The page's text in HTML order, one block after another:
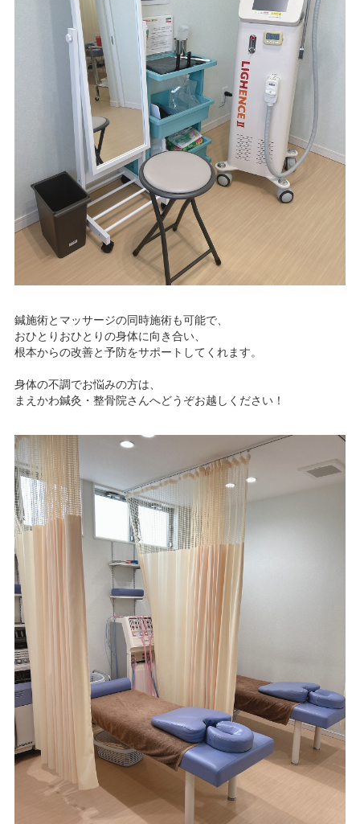
鍼施術とマッサージの同時施術も可能で、
おひとりおひとりの身体に向き合い、
根本からの改善と予防をサポートしてくれます。
身体の不調でお悩みの方は、
まえかわ鍼灸・整骨院さんへどうぞお越しください！